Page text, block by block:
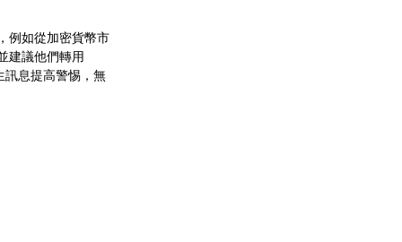
例如從加密貨幣市
建議他們轉用
息提高警惕，無